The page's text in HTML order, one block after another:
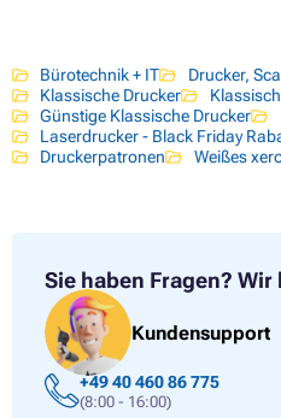
Bürotechnik + IT
Drucker,
Klassische Drucker
Günstige Klassische Drucker
Laserdrucker - Black Friday
Druckerpatronen
Weißes
Sie haben Fragen? Wir
Kundensupport
+49 40 460 86 775
(8:00 - 16:00)